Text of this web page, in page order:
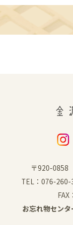
〒920-0858
TEL：076-260-
FAX
お忘れ物セン